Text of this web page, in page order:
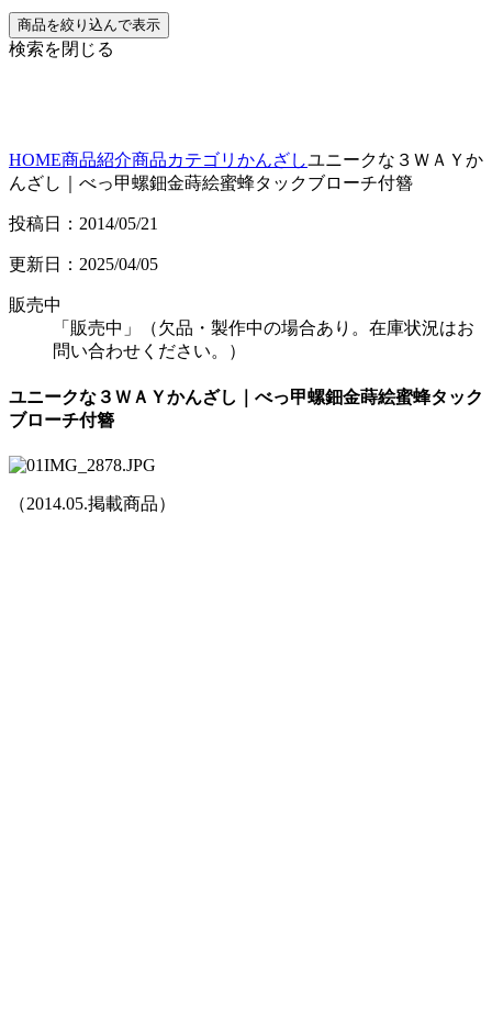
検索を閉じる
HOME商品紹介商品カテゴリ かんざしユニークな３ＷＡＹか
んざし｜べっ甲螺鈿金蒔絵蜜蜂タックブローチ付簪
投稿日：2014/05/21
更新日：2025/04/05
販売中
「販売中」（欠品・製作中の場合あり。在庫状況はお
問い合わせください。）
ユニークな３ＷＡＹかんざし｜べっ甲螺鈿金蒔絵蜜蜂タック
ブローチ付簪
（2014.05.掲載商品）